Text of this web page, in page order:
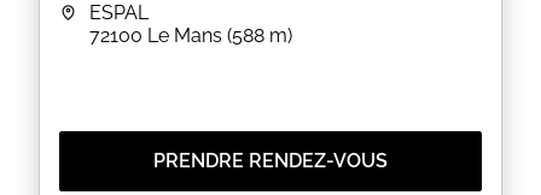
ESPAL
72100 Le Mans (588 m)
PRENDRE RENDEZ-VOUS